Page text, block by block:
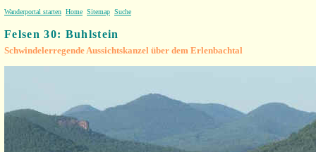
Wanderportal starten Home Sitemap Suche
Felsen 30: Buhlstein
Schwindelerregende Aussichtskanzel über dem Erlenbachtal